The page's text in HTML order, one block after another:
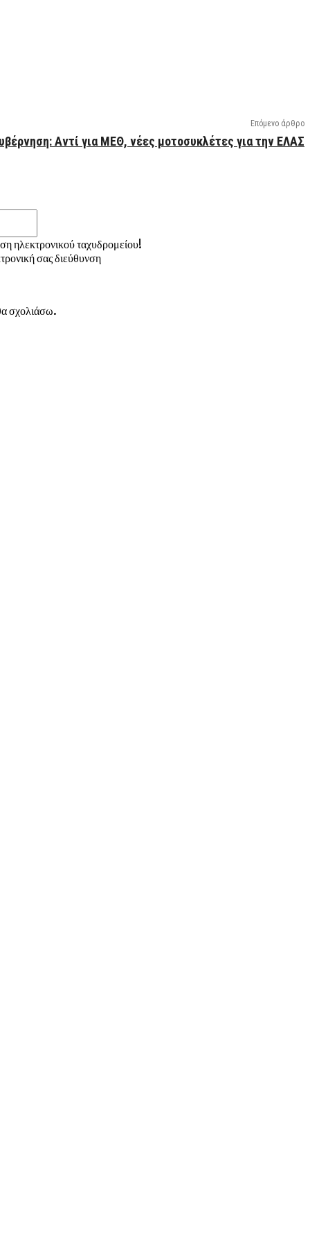
Επόμενο άρθρο
Αντί για ΜΕΘ, νέες μοτοσυκλέτες για την ΕΛΑΣ
ηλεκτρονικού ταχυδρομείου!
σας διεύθυνση
σχολιάσω.